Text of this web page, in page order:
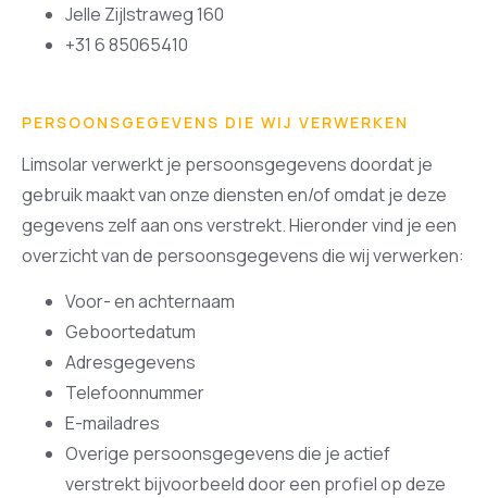
Jelle Zijlstraweg 160
+31 6 85065410
PERSOONSGEGEVENS DIE WIJ VERWERKEN
Limsolar verwerkt je persoonsgegevens doordat je
gebruik maakt van onze diensten en/of omdat je deze
gegevens zelf aan ons verstrekt. Hieronder vind je een
overzicht van de persoonsgegevens die wij verwerken:
Voor- en achternaam
Geboortedatum
Adresgegevens
Telefoonnummer
E-mailadres
Overige persoonsgegevens die je actief
verstrekt bijvoorbeeld door een profiel op deze